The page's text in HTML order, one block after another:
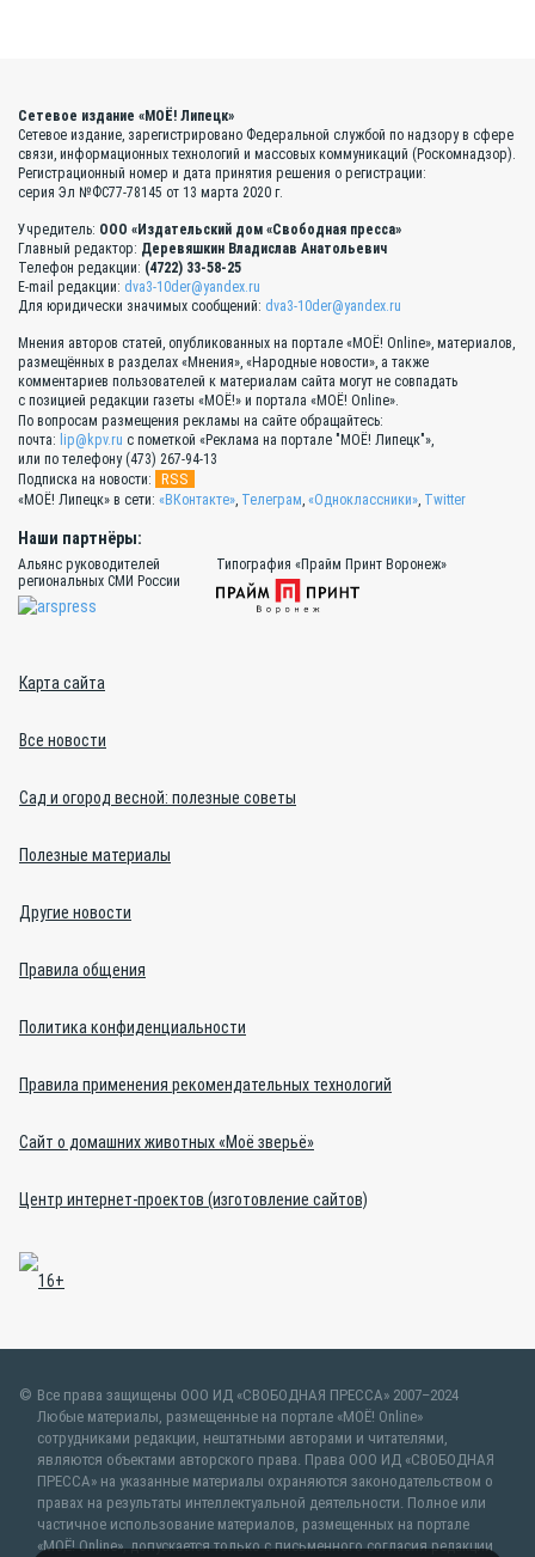
Сетевое издание «МОЁ! Липецк»
Сетевое издание, зарегистрировано Федеральной службой по надзору в сфере
связи, информационных технологий и массовых коммуникаций (Роскомнадзор).
Регистрационный номер и дата принятия решения о регистрации:
серия Эл №ФС77-78145 от 13 марта 2020 г.
Учредитель: ООО «Издательский дом «Свободная пресса»
Главный редактор: Деревяшкин Владислав Анатольевич
Телефон редакции: (4722) 33-58-25
E-mail редакции: dva3-10der@yandex.ru
Для юридически значимых сообщений: dva3-10der@yandex.ru
Мнения авторов статей, опубликованных на портале «МОЁ! Online», материалов,
размещённых в разделах «Мнения», «Народные новости», а также
комментариев пользователей к материалам сайта могут не совпадать
с позицией редакции газеты «МОЁ!» и портала «МОЁ! Online».
По вопросам размещения рекламы на сайте обращайтесь:
почта: lip@kpv.ru с пометкой «Реклама на портале "МОЁ! Липецк"»,
или по телефону (473) 267-94-13
Подписка на новости:
RSS
«МОЁ! Липецк» в сети: «ВКонтакте», Телеграм, «Одноклассники», Twitter
Наши партнёры:
Альянс руководителей
региональных СМИ России
Типография «Прайм Принт Воронеж»
Карта сайта
Все новости
Сад и огород весной: полезные советы
Полезные материалы
Другие новости
Правила общения
Политика конфиденциальности
Правила применения рекомендательных технологий
Сайт о домашних животных «Моё зверьё»
Центр интернет-проектов (изготовление сайтов)
Все права защищены ООО ИД «СВОБОДНАЯ ПРЕССА» 2007–2024
Любые материалы, размещенные на портале «МОЁ! Online»
сотрудниками редакции, нештатными авторами и читателями,
являются объектами авторского права. Права ООО ИД «СВОБОДНАЯ
ПРЕССА» на указанные материалы охраняются законодательством о
правах на результаты интеллектуальной деятельности. Полное или
частичное использование материалов, размещенных на портале
«МОЁ! Online», допускается только с письменного согласия редакции